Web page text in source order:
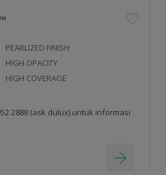
PEARLIZED FINISH
HIGH OPACITY
HIGH COVERAGE
2888 (ask dulux) untuk informasi